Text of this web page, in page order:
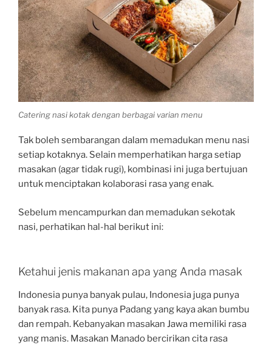
Catering nasi kotak dengan berbagai varian menu
Tak boleh sembarangan dalam memadukan menu nasi
setiap kotaknya. Selain memperhatikan harga setiap
masakan (agar tidak rugi), kombinasi ini juga bertujuan
untuk menciptakan kolaborasi rasa yang enak.
Sebelum mencampurkan dan memadukan sekotak
nasi, perhatikan hal-hal berikut ini:
Ketahui jenis makanan apa yang Anda masak
Indonesia punya banyak pulau, Indonesia juga punya
banyak rasa. Kita punya Padang yang kaya akan bumbu
dan rempah. Kebanyakan masakan Jawa memiliki rasa
yang manis. Masakan Manado bercirikan cita rasa